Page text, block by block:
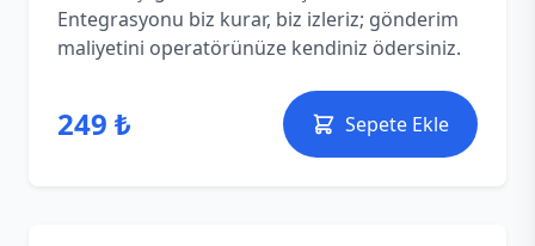
Entegrasyonu biz kurar, biz izleriz; gönderim
maliyetini operatörünüze kendiniz ödersiniz.
249 ₺ Sepete Ekle